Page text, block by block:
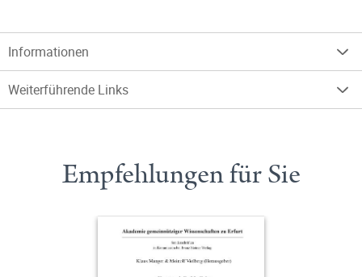
Informationen
Weiterführende Links
Empfehlungen für Sie